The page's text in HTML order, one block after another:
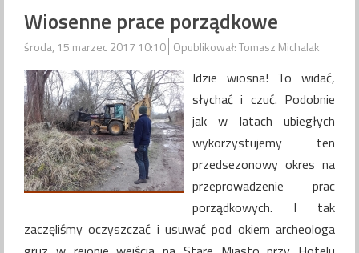
Wiosenne prace porządkowe
środa, 15 marzec 2017 10:10 Opublikował: Tomasz Michalak
Idzie wiosna! To widać,
słychać i czuć. Podobnie
jak w latach ubiegłych
wykorzystujemy ten
przedsezonowy okres na
przeprowadzenie prac
porządkowych. I tak
zaczęliśmy oczyszczać i usuwać pod okiem archeologa